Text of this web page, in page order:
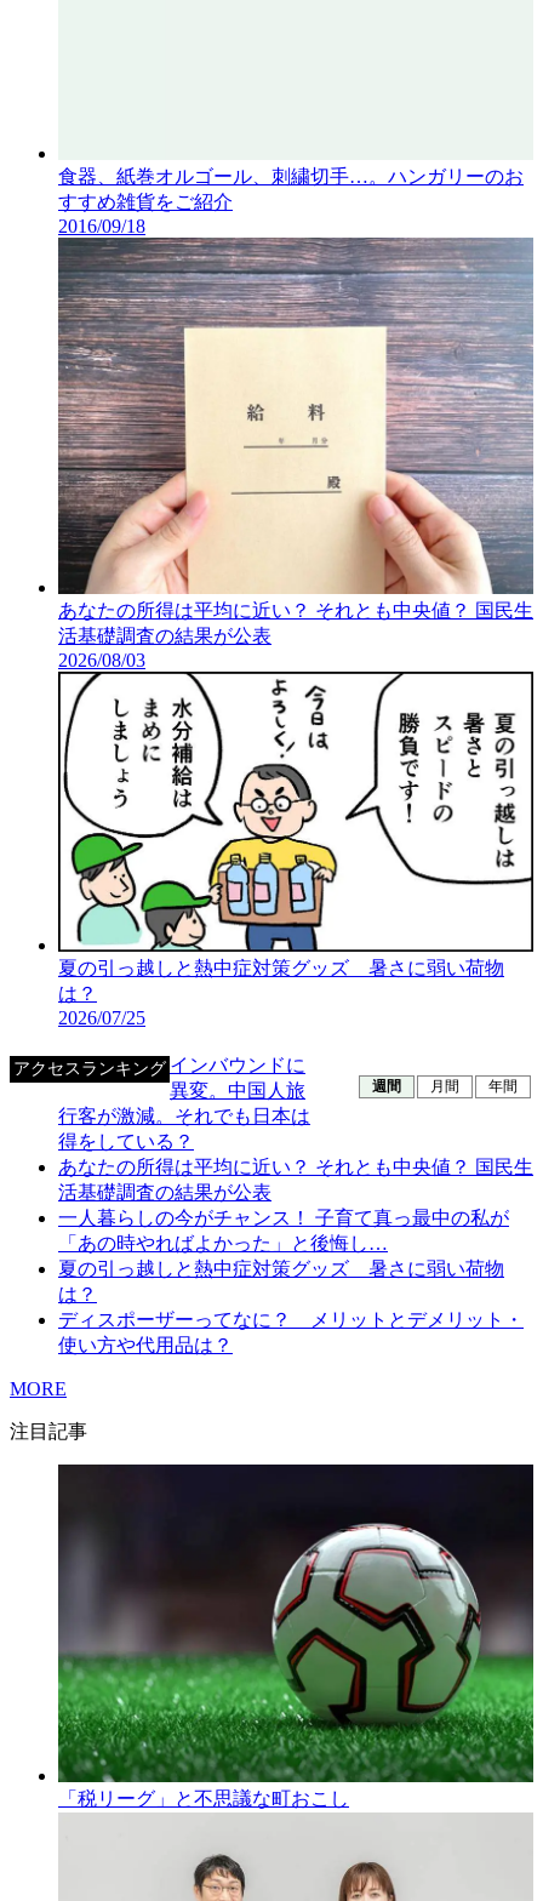
食器、紙巻オルゴール、刺繍切手…。ハンガリーのお
すすめ雑貨をご紹介
2016/09/18
あなたの所得は平均に近い？ それとも中央値？ 国民生
活基礎調査の結果が公表
2026/08/03
夏の引っ越しと熱中症対策グッズ 暑さに弱い荷物
は？
2026/07/25
アクセスランキング
週間 月間 年間
インバウンドに
異変。中国人旅
行客が激減。それでも日本は
得をしている？
あなたの所得は平均に近い？ それとも中央値？ 国民生
活基礎調査の結果が公表
一人暮らしの今がチャンス！ 子育て真っ最中の私が
「あの時やればよかった」と後悔し…
夏の引っ越しと熱中症対策グッズ 暑さに弱い荷物
は？
ディスポーザーってなに？ メリットとデメリット・
使い方や代用品は？
MORE
注目記事
「税リーグ」と不思議な町おこし